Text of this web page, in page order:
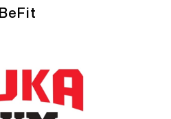
BeFit